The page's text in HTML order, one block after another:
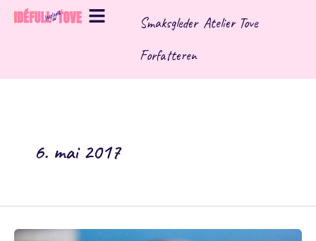
Hopp
rett
Smaksgleder Atelier Tove
Forfatteren
6. mai 2017